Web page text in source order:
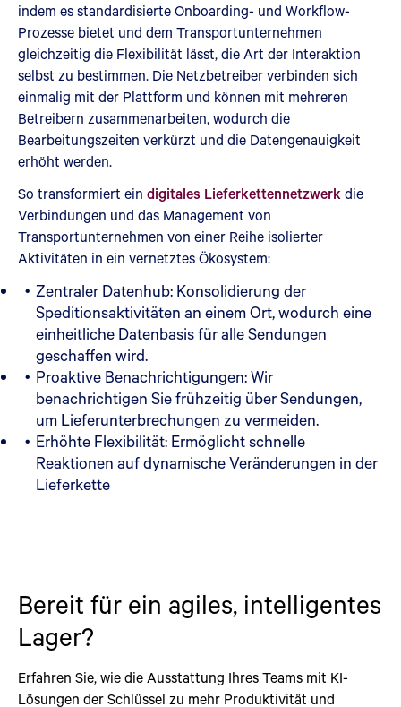
indem es standardisierte Onboarding- und Workflow-
Prozesse bietet und dem Transportunternehmen
gleichzeitig die Flexibilität lässt, die Art der Interaktion
selbst zu bestimmen. Die Netzbetreiber verbinden sich
einmalig mit der Plattform und können mit mehreren
Betreibern zusammenarbeiten, wodurch die
Bearbeitungszeiten verkürzt und die Datengenauigkeit
erhöht werden.
So transformiert ein digitales Lieferkettennetzwerk die
Verbindungen und das Management von
Transportunternehmen von einer Reihe isolierter
Aktivitäten in ein vernetztes Ökosystem:
Zentraler Datenhub: Konsolidierung der
Speditionsaktivitäten an einem Ort, wodurch eine
einheitliche Datenbasis für alle Sendungen
geschaffen wird.
Proaktive Benachrichtigungen: Wir
benachrichtigen Sie frühzeitig über Sendungen,
um Lieferunterbrechungen zu vermeiden.
Erhöhte Flexibilität: Ermöglicht schnelle
Reaktionen auf dynamische Veränderungen in der
Lieferkette
Bereit für ein agiles, intelligentes
Lager?
Erfahren Sie, wie die Ausstattung Ihres Teams mit KI-
Lösungen der Schlüssel zu mehr Produktivität und